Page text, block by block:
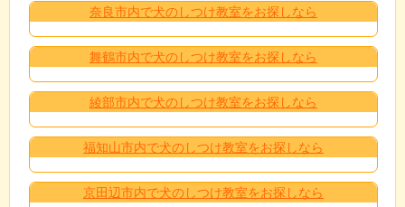
奈良市内で犬のしつけ教室をお探しなら
舞鶴市内で犬のしつけ教室をお探しなら
綾部市内で犬のしつけ教室をお探しなら
福知山市内で犬のしつけ教室をお探しなら
京田辺市内で犬のしつけ教室をお探しなら